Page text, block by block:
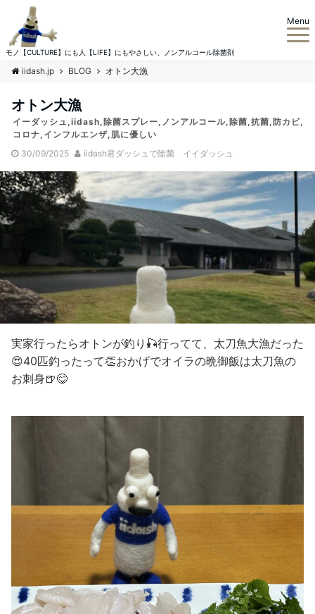
モノ【CULTURE】にも人【LIFE】にもやさしい、ノンアルコール除菌剤
Menu
iidash.jp BLOG オトン大漁
オトン大漁
イーダッシュ,iidash,除菌スプレー,ノンアルコール,除菌,抗菌,防カビ,
コロナ,インフルエンザ,肌に優しい
30/09/2025
iidash君ダッシュで除菌 イイダッシュ
実家行ったらオトンが釣り🎣行ってて、太刀魚大漁だった
😍40匹釣ったって👏おかげでオイラの晩御飯は太刀魚の
お刺身🍺😋